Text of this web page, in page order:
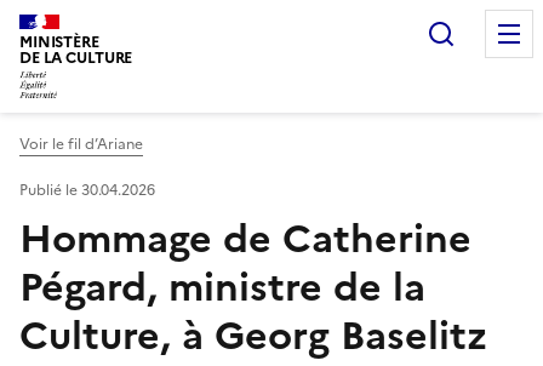
MINISTÈRE
DE LA CULTURE
Voir le fil d’Ariane
Hommage de Catherine
Pégard, ministre de la
Culture, à Georg Baselitz
Publié le 30.04.2026